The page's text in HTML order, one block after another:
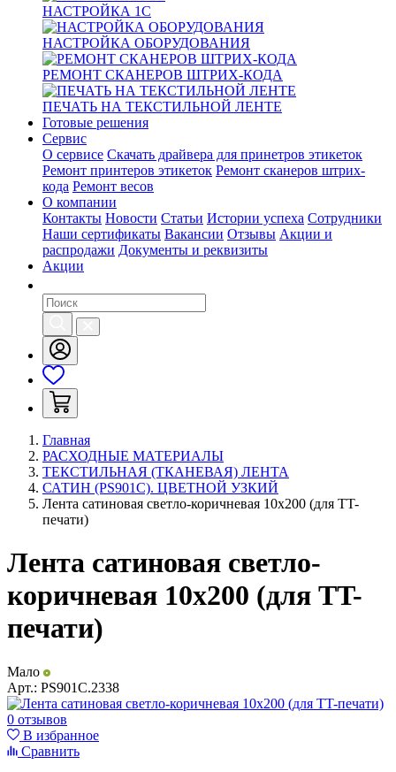
НАСТРОЙКА 1С
НАСТРОЙКА ОБОРУДОВАНИЯ
РЕМОНТ СКАНЕРОВ ШТРИХ-КОДА
ПЕЧАТЬ НА ТЕКСТИЛЬНОЙ ЛЕНТЕ
Готовые решения
Сервис
О сервисе Скачать драйвера для принетров этикеток
Ремонт принтеров этикеток Ремонт сканеров штрих-
кода Ремонт весов
О компании
Контакты Новости Статьи Истории успеха Сотрудники
Наши сертификаты Вакансии Отзывы Акции и
распродажи Документы и реквизиты
Акции
Главная
РАСХОДНЫЕ МАТЕРИАЛЫ
ТЕКСТИЛЬНАЯ (ТКАНЕВАЯ) ЛЕНТА
САТИН (PS901C). ЦВЕТНОЙ УЗКИЙ
Лента сатиновая светло-коричневая 10х200 (для TT-
печати)
Лента сатиновая светло-
коричневая 10х200 (для TT-
печати)
Мало
Арт.: PS901C.2338
0 отзывов
В избранное
Сравнить